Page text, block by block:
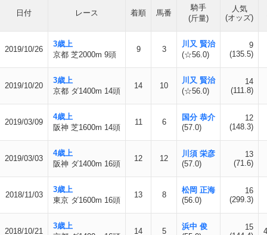
日付 レース 着順 馬番
騎手
(斤量)
人気
(オッズ)
2019/10/26
3歳上
京都 芝2000m 9頭
9 3
川又 賢治
(☆56.0)
9
(135.5)
2019/10/20
3歳上
京都 ダ1400m 14頭
14 10
川又 賢治
(☆56.0)
14
(111.8)
2019/03/09
4歳上
阪神 芝1600m 14頭
11 6
国分 恭介
(57.0)
12
(148.3)
2019/03/03
4歳上
阪神 ダ1400m 16頭
12 12
川須 栄彦
(57.0)
13
(71.6)
2018/11/03
3歳上
東京 ダ1600m 16頭
13 8
松岡 正海
(56.0)
16
(299.3)
2018/10/21
3歳上
14 5
浜中 俊
15